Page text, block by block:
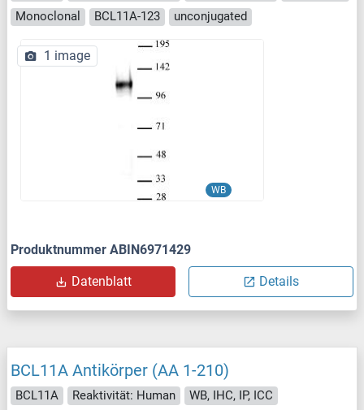
Monoclonal
BCL11A-123 unconjugated
WB
1 image
Produktnummer ABIN6971429
Datenblatt Details
BCL11A Antikörper (AA 1-210)
BCL11A Reaktivität: Human
WB, IHC, IP, ICC